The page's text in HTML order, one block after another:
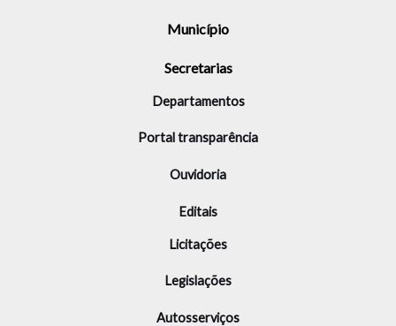
Município
Secretarias
Departamentos
Portal transparência
Ouvidoria
Editais
Licitações
Legislações
Autosserviços